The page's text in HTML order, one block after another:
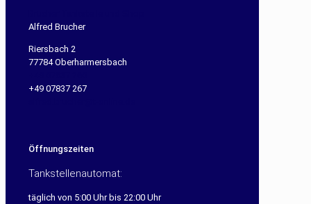
Alfred Brucher
Riersbach 2
77784 Oberharmersbach
+49 07837 267
Öffnungszeiten
Tankstellenautomat:
täglich von 5:00 Uhr bis 22:00 Uhr